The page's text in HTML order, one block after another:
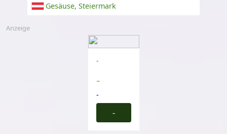
Gesäuse, Steiermark
Anzeige
-
-
-
-